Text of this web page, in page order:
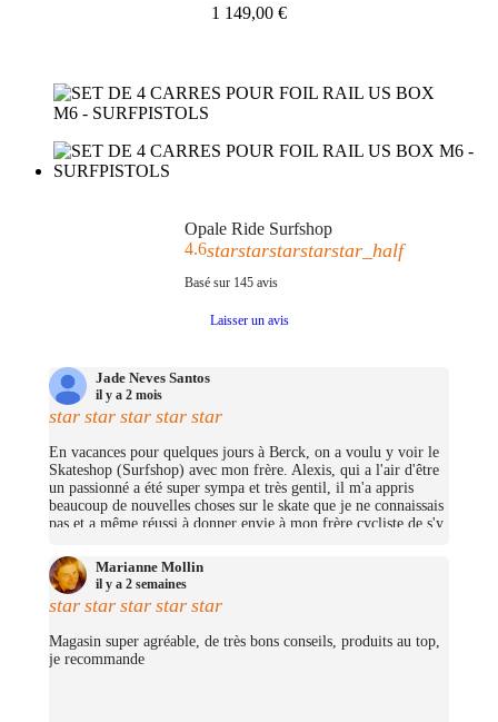
1 149,00 €
Opale Ride Surfshop
4.6starstarstarstarstar_half
Basé sur 145avis
Laisser un avis
Jade Neves Santos
il y a 2 mois
star star star star star
En vacances pour quelques jours à Berck, on a voulu y voir le
Skateshop (Surfshop) avec mon frère. Alexis, qui a l'air d'être
un passionné a été super sympa et très gentil, il m'a appris
beaucoup de nouvelles choses sur le skate que je ne connaissais
pas et a même réussi à donner envie à mon frère cycliste de s'y
j'ai pu me prendre quelques petites choses et on repassera très
certainement un jour pour nous prendre un cruiser chacun.
(Merciii encore pour les stickers offerts !
Marianne Mollin
il y a 2 semaines
star star star star star
Magasin super agréable, de très bons conseils, produits au top,
je recommande